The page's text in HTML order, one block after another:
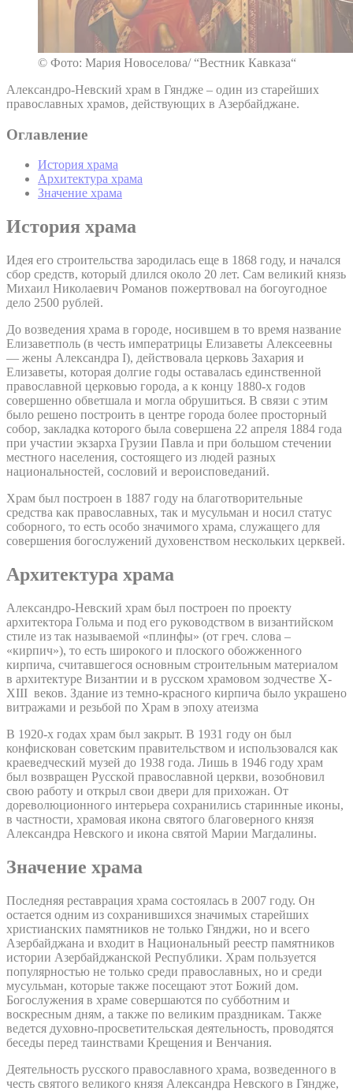
© Фото: Мария Новоселова/ “Вестник Кавказа“
Александро-Невский храм в Гяндже – один из старейших
православных храмов, действующих в Азербайджане.
Оглавление
История храма
Архитектура храма
Значение храма
История храма
Идея его строительства зародилась еще в 1868 году, и начался
сбор средств, который длился около 20 лет. Сам великий князь
Михаил Николаевич Романов пожертвовал на богоугодное
дело 2500 рублей.
До возведения храма в городе, носившем в то время название
Елизаветполь (в честь императрицы Елизаветы Алексеевны
— жены Александра I), действовала церковь Захария и
Елизаветы, которая долгие годы оставалась единственной
православной церковью города, а к концу 1880-х годов
совершенно обветшала и могла обрушиться. В связи с этим
было решено построить в центре города более просторный
собор, закладка которого была совершена 22 апреля 1884 года
при участии экзарха Грузии Павла и при большом стечении
местного населения, состоящего из людей разных
национальностей, сословий и вероисповеданий.
Храм был построен в 1887 году на благотворительные
средства как православных, так и мусульман и носил статус
соборного, то есть особо значимого храма, служащего для
совершения богослужений духовенством нескольких церквей.
Архитектура храма
Александро-Невский храм был построен по проекту
архитектора Гольма и под его руководством в византийском
стиле из так называемой «плинфы» (от греч. слова –
«кирпич»), то есть широкого и плоского обожженного
кирпича, считавшегося основным строительным материалом
в архитектуре Византии и в русском храмовом зодчестве X-
XIII веков. Здание из темно-красного кирпича было украшено
витражами и резьбой по Храм в эпоху атеизма
В 1920-х годах храм был закрыт. В 1931 году он был
конфискован советским правительством и использовался как
краеведческий музей до 1938 года. Лишь в 1946 году храм
был возвращен Русской православной церкви, возобновил
свою работу и открыл свои двери для прихожан. От
дореволюционного интерьера сохранились старинные иконы,
в частности, храмовая икона святого благоверного князя
Александра Невского и икона святой Марии Магдалины.
Значение храма
Последняя реставрация храма состоялась в 2007 году. Он
остается одним из сохранившихся значимых старейших
христианских памятников не только Гянджи, но и всего
Азербайджана и входит в Национальный реестр памятников
истории Азербайджанской Республики. Храм пользуется
популярностью не только среди православных, но и среди
мусульман, которые также посещают этот Божий дом.
Богослужения в храме совершаются по субботним и
воскресным дням, а также по великим праздникам. Также
ведется духовно-просветительская деятельность, проводятся
беседы перед таинствами Крещения и Венчания.
Деятельность русского православного храма, возведенного в
честь святого великого князя Александра Невского в Гяндже,